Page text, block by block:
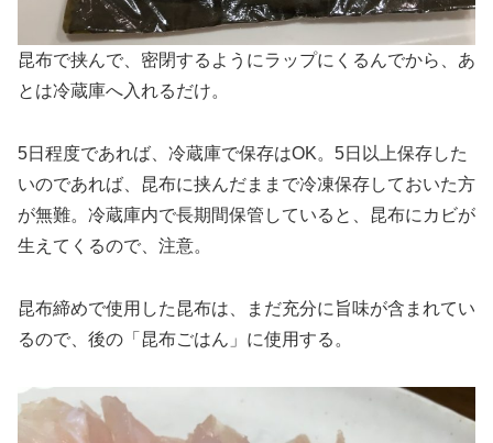
昆布で挟んで、密閉するようにラップにくるんでから、あ
とは冷蔵庫へ入れるだけ。
5日程度であれば、冷蔵庫で保存はOK。5日以上保存した
いのであれば、昆布に挟んだままで冷凍保存しておいた方
が無難。冷蔵庫内で長期間保管していると、昆布にカビが
生えてくるので、注意。
昆布締めで使用した昆布は、まだ充分に旨味が含まれてい
るので、後の「昆布ごはん」に使用する。